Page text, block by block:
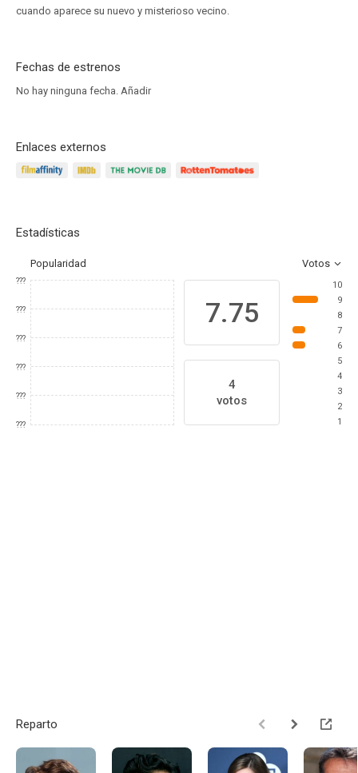
cuando aparece su nuevo y misterioso vecino.
Fechas de estrenos
No hay ninguna fecha. Añadir
Enlaces externos
Estadísticas
Popularidad Votos
???
???
???
???
???
???
7.75
4
votos
10
9
8
7
6
5
4
3
2
1
Reparto